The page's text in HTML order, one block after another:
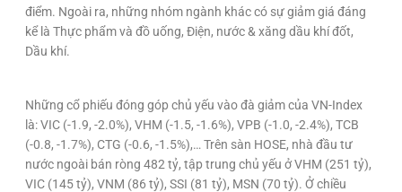
điểm. Ngoài ra, những nhóm ngành khác có sự giảm giá đáng
kể là Thực phẩm và đồ uống, Điện, nước & xăng dầu khí đốt,
Dầu khí.
Những cổ phiếu đóng góp chủ yếu vào đà giảm của VN-Index
là: VIC (-1.9, -2.0%), VHM (-1.5, -1.6%), VPB (-1.0, -2.4%), TCB
(-0.8, -1.7%), CTG (-0.6, -1.5%),… Trên sàn HOSE, nhà đầu tư
nước ngoài bán ròng 482 tỷ, tập trung chủ yếu ở VHM (251 tỷ),
VIC (145 tỷ), VNM (86 tỷ), SSI (81 tỷ), MSN (70 tỷ). Ở chiều